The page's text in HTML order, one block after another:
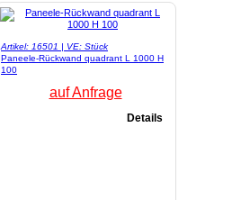
Artikel: 16501 | VE: Stück
Paneele-Rückwand quadrant L 1000 H
100
auf Anfrage
Details